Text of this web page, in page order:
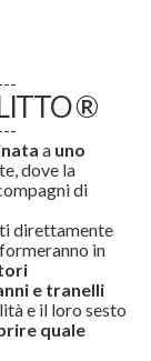
®
a uno
dove la
di
direttamente
in
e tranelli
e il loro sesto
quale